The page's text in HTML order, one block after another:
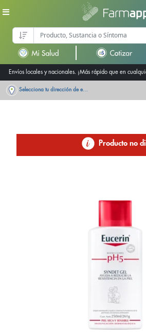
Envíos locales y nacionales. ¡Más rápido que en
Selecciona tu dirección de entrega
Producto no